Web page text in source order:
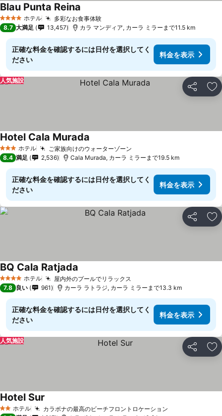
4 ホテルのランク
ホテル 多彩なお食事体験
Blau Punta Reina
8.7 大満足 13,457 カラ マンディア, カーラ ミラーまで11.5 km
正確な料金を確認するには日付を選択してく
ださい
料金を表示
シェア お
人気施設
3 ホテルのランク
ホテル ご家族向けのウォーターゾーン
Hotel Cala Murada
8.4 満足 2,536 Cala Murada, カーラ ミラーまで19.5 km
正確な料金を確認するには日付を選択してく
ださい
料金を表示
シェア お
4 ホテルのランク
ホテル 屋内外のプールでリラックス
BQ Cala Ratjada
7.8 良い 961 カーラ ラトラジ, カーラ ミラーまで13.3 km
正確な料金を確認するには日付を選択してく
ださい
料金を表示
シェア お
人気施設
2 ホテルのランク
ホテル カラボナの最高のビーチフロントロケーション
Hotel Sur